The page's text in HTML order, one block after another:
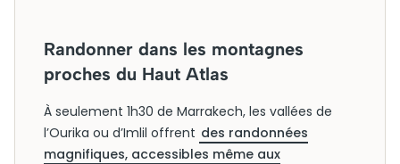
Randonner dans les montagnes
proches du Haut Atlas
À seulement 1h30 de Marrakech, les vallées de
l’Ourika ou d’Imlil offrent des randonnées
magnifiques, accessibles même aux